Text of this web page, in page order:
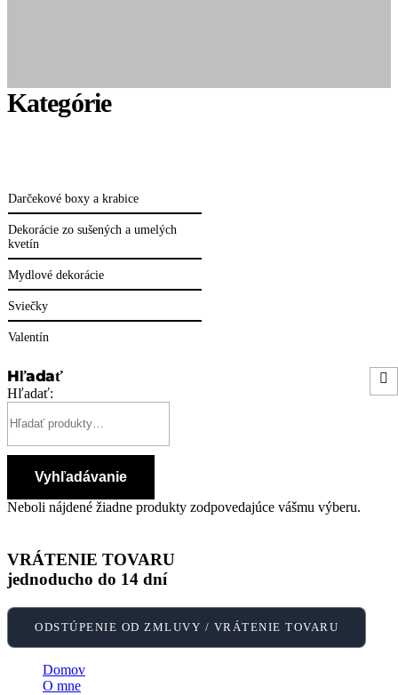
Neboli nájdené žiadne produkty zodpovedajúce vášmu výberu.
Darčekové boxy a krabice
Dekorácie zo sušených a umelých
kvetín
Mydlové dekorácie
Sviečky
Valentín
Hľadať
Hľadať:
Vyhľadávanie
VRÁTENIE TOVARU
jednoducho do 14 dní
ODSTÚPENIE OD ZMLUVY / VRÁTENIE TOVARU
Domov
O mne